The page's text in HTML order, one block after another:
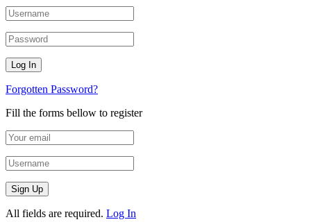
Forgotten Password?
Fill the forms bellow to register
All fields are required. Log In